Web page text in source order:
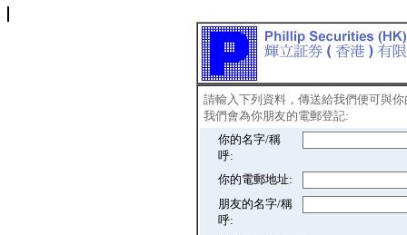
請輸入下列資料，傳送給我們便可與
我們會為你朋友的電郵登記:
你的名字/稱
呼:
你的電郵地址:
朋友的名字/稱
呼: